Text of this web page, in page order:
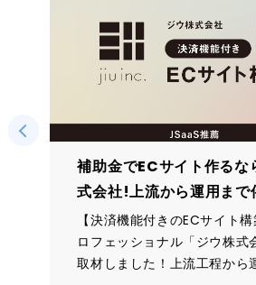
補助金でECサイト作るな
式会社!上流から運用まで
くれる安心のサポート
【決済機能付きのECサイト
ロフェッショナル「ジウ株式
取材しました！上流工程から